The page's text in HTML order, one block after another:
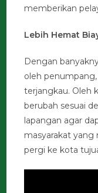
memberikan
Lebih Hemat
Dengan
oleh
terjangkau. Oleh
berubah sesuai
lapangan agar
masyarakat yang
pergi ke kota